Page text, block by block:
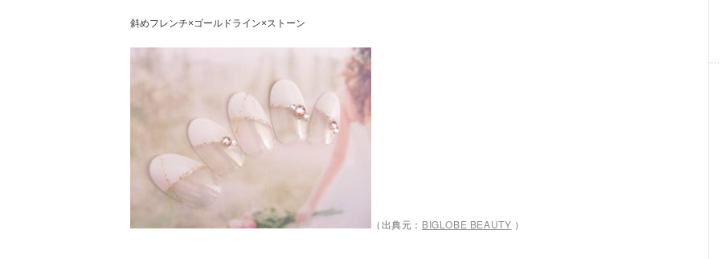
斜めフレンチ×ゴールドライン×ストーン
（出典元： BIGLOBE BEAUTY ）